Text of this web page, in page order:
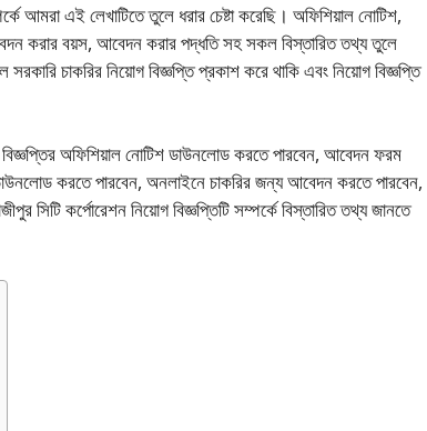
আমরা এই লেখাটিতে তুলে ধরার চেষ্টা করেছি। অফিশিয়াল নোটিশ,
করার বয়স, আবেদন করার পদ্ধতি সহ সকল বিস্তারিত তথ্য তুলে
চাকরির নিয়োগ বিজ্ঞপ্তি প্রকাশ করে থাকি এবং নিয়োগ বিজ্ঞপ্তি
অফিশিয়াল নোটিশ ডাউনলোড করতে পারবেন, আবেদন ফরম
করতে পারবেন, অনলাইনে চাকরির জন্য আবেদন করতে পারবেন,
সিটি কর্পোরেশন নিয়োগ বিজ্ঞপ্তিটি সম্পর্কে বিস্তারিত তথ্য জানতে